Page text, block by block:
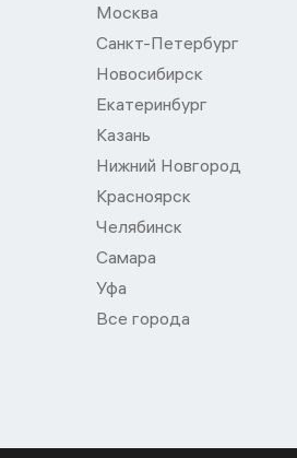
Москва
Санкт-Петербург
Новосибирск
Екатеринбург
Казань
Нижний Новгород
Красноярск
Челябинск
Самара
Уфа
Все города